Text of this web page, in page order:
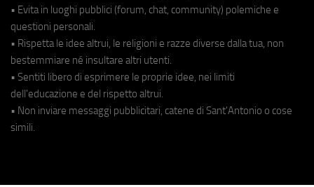
• Evita in luoghi pubblici (forum, chat, community) polemiche e
questioni personali.
• Rispetta le idee altrui, le religioni e razze diverse dalla tua, non
bestemmiare né insultare altri utenti.
• Sentiti libero di esprimere le proprie idee, nei limiti
dell'educazione e del rispetto altrui.
• Non inviare messaggi pubblicitari, catene di Sant'Antonio o cose
simili.